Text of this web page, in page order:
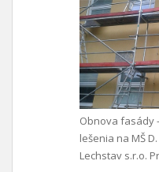
Obnova fasády
lešenia na MŠ
Lechstav s.r.o.